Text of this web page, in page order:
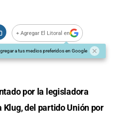
+ Agregar El Litoral en
a tus medios preferidos en Google
por la legisladora
Klug, del partido Unión por